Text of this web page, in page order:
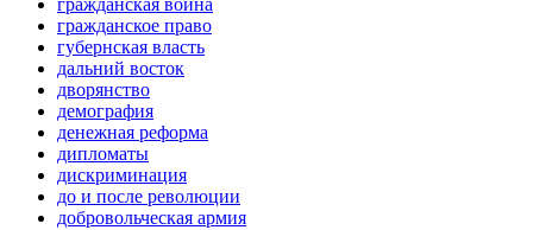
гражданская война
гражданское право
губернская власть
дальний восток
дворянство
демография
денежная реформа
дипломаты
дискриминация
до и после революции
добровольческая армия